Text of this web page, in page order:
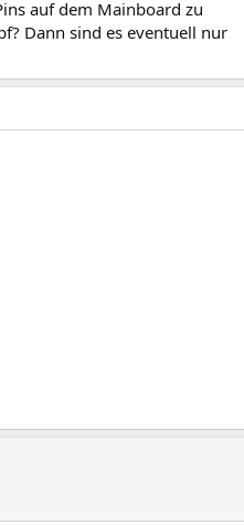
auf dem Mainboard zu
Dann sind es eventuell nur